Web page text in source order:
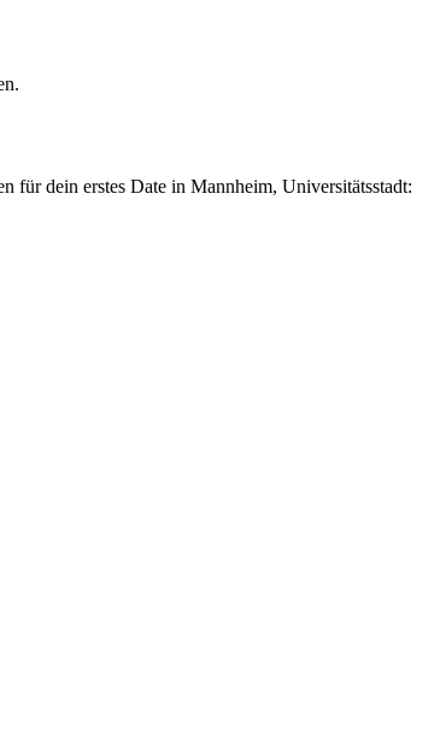
für dein erstes Date in Mannheim, Universitätsstadt: